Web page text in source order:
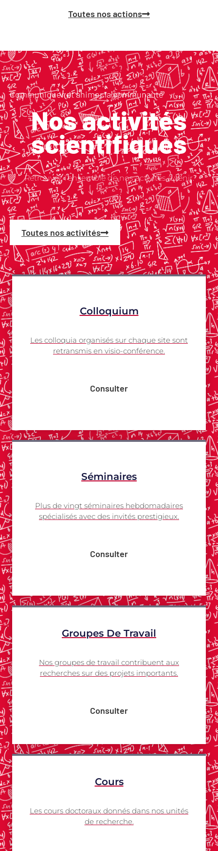
Toutes nos actions
Communiquer et animer la communauté
Nos activités
scientifiques
Retrouvez l’ensemble de nos activités à venir.
Toutes nos activités
Colloquium
Les colloquia organisés sur chaque site sont
retransmis en visio-conférence.
Consulter
Séminaires
Plus de vingt séminaires hebdomadaires
spécialisés avec des invités prestigieux.
Consulter
Groupes De Travail
Nos groupes de travail contribuent aux
recherches sur des projets importants.
Consulter
Cours
Les cours doctoraux donnés dans nos unités
de recherche.